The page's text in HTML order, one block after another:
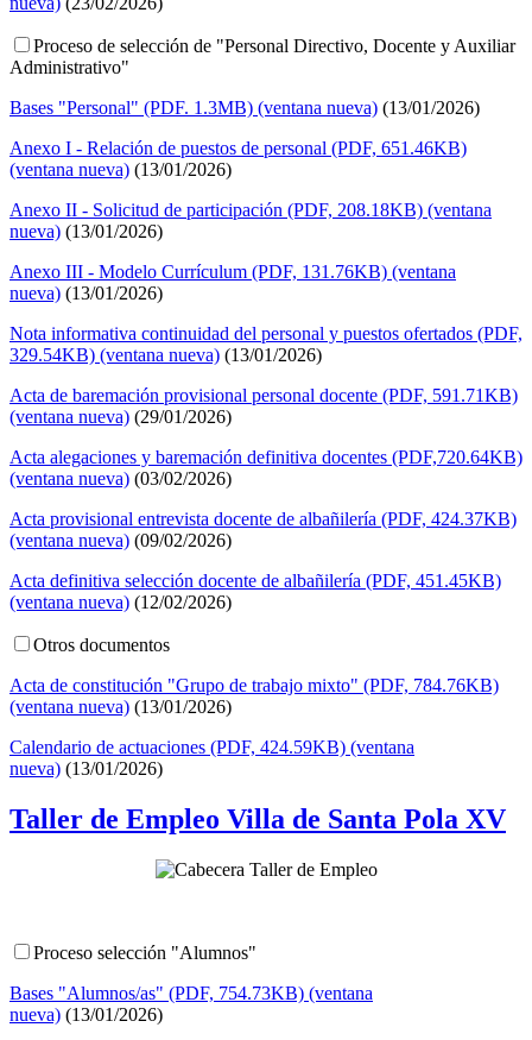
Proceso de selección de "Personal Directivo, Docente y Auxiliar
Administrativo"
Bases "Personal" (PDF. 1.3MB) (ventana nueva) (13/01/2026)
Anexo I - Relación de puestos de personal (PDF, 651.46KB)
(ventana nueva) (13/01/2026)
Anexo II - Solicitud de participación (PDF, 208.18KB) (ventana
nueva) (13/01/2026)
Anexo III - Modelo Currículum (PDF, 131.76KB) (ventana
nueva) (13/01/2026)
Nota informativa continuidad del personal y puestos ofertados (PDF,
329.54KB) (ventana nueva) (13/01/2026)
Acta de baremación provisional personal docente (PDF, 591.71KB)
(ventana nueva) (29/01/2026)
Acta alegaciones y baremación definitiva docentes (PDF,720.64KB)
(ventana nueva) (03/02/2026)
Acta provisional entrevista docente de albañilería (PDF, 424.37KB)
(ventana nueva) (09/02/2026)
Acta definitiva selección docente de albañilería (PDF, 451.45KB)
(ventana nueva) (12/02/2026)
Otros documentos
Acta de constitución "Grupo de trabajo mixto" (PDF, 784.76KB)
(ventana nueva) (13/01/2026)
Calendario de actuaciones (PDF, 424.59KB) (ventana
nueva) (13/01/2026)
Taller de Empleo Villa de Santa Pola XV
Proceso selección "Alumnos"
Bases "Alumnos/as" (PDF, 754.73KB) (ventana
nueva) (13/01/2026)